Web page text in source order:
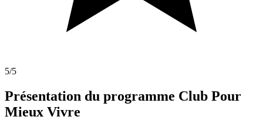
5/5
Présentation du programme Club Pour
Mieux Vivre